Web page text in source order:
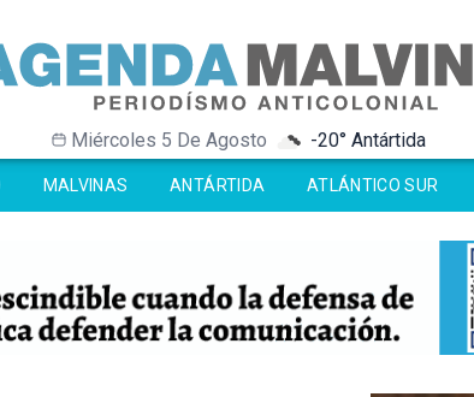
Miércoles 5 De Agosto -20° Antártida
0.1° Ushuaia
2.5° Islas Malvinas
-20° Antártida
0.1° Ushuaia
MALVINAS ANTÁRTIDA ATLÁNTICO SUR